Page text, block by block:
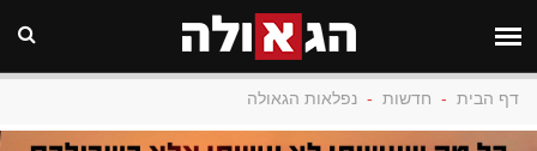
דף הבית - חדשות - נפלאות הגאולה